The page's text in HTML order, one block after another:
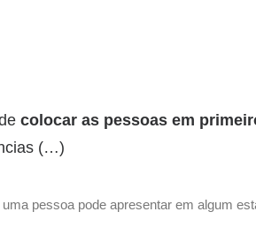
colocar as pessoas em
(…)
pessoa pode apresentar em algum